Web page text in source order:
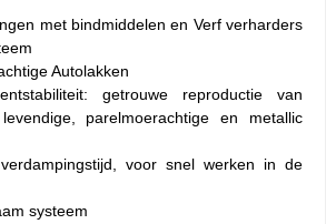
met bindmiddelen en Verf verharders
Autolakken
getrouwe reproductie van
parelmoerachtige en metallic
voor snel werken in de
systeem